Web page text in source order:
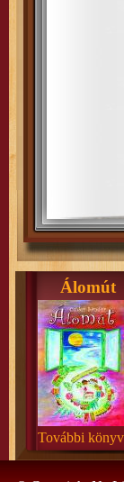
Álomút
További